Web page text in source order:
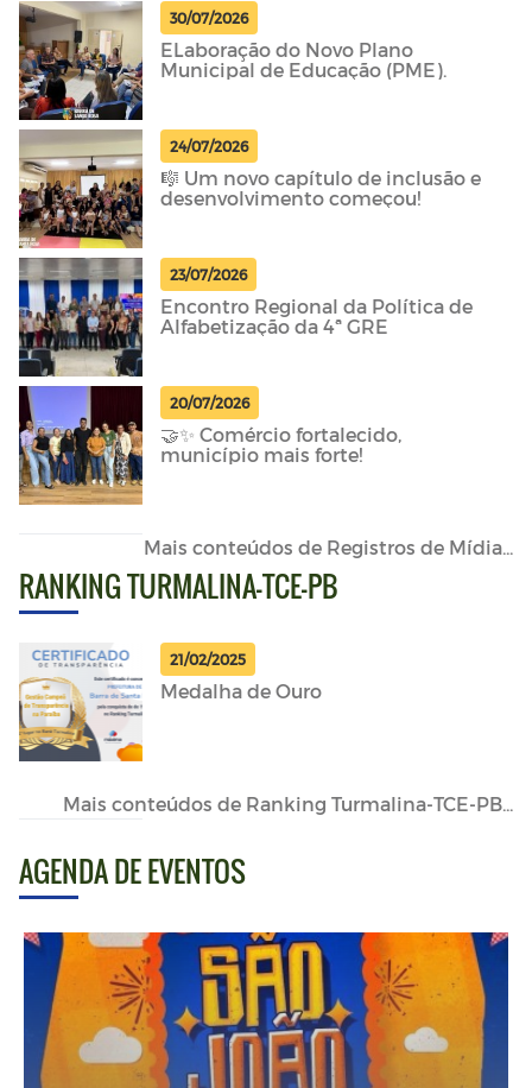
30/07/2026
ELaboração do Novo Plano
Municipal de Educação (PME).
24/07/2026
🎼 Um novo capítulo de inclusão e
desenvolvimento começou!
23/07/2026
Encontro Regional da Política de
Alfabetização da 4ª GRE
20/07/2026
🤝✨ Comércio fortalecido,
município mais forte!
Mais conteúdos de Registros de Mídia...
RANKING TURMALINA-TCE-PB
21/02/2025
Medalha de Ouro
Mais conteúdos de Ranking Turmalina-TCE-PB...
AGENDA DE EVENTOS